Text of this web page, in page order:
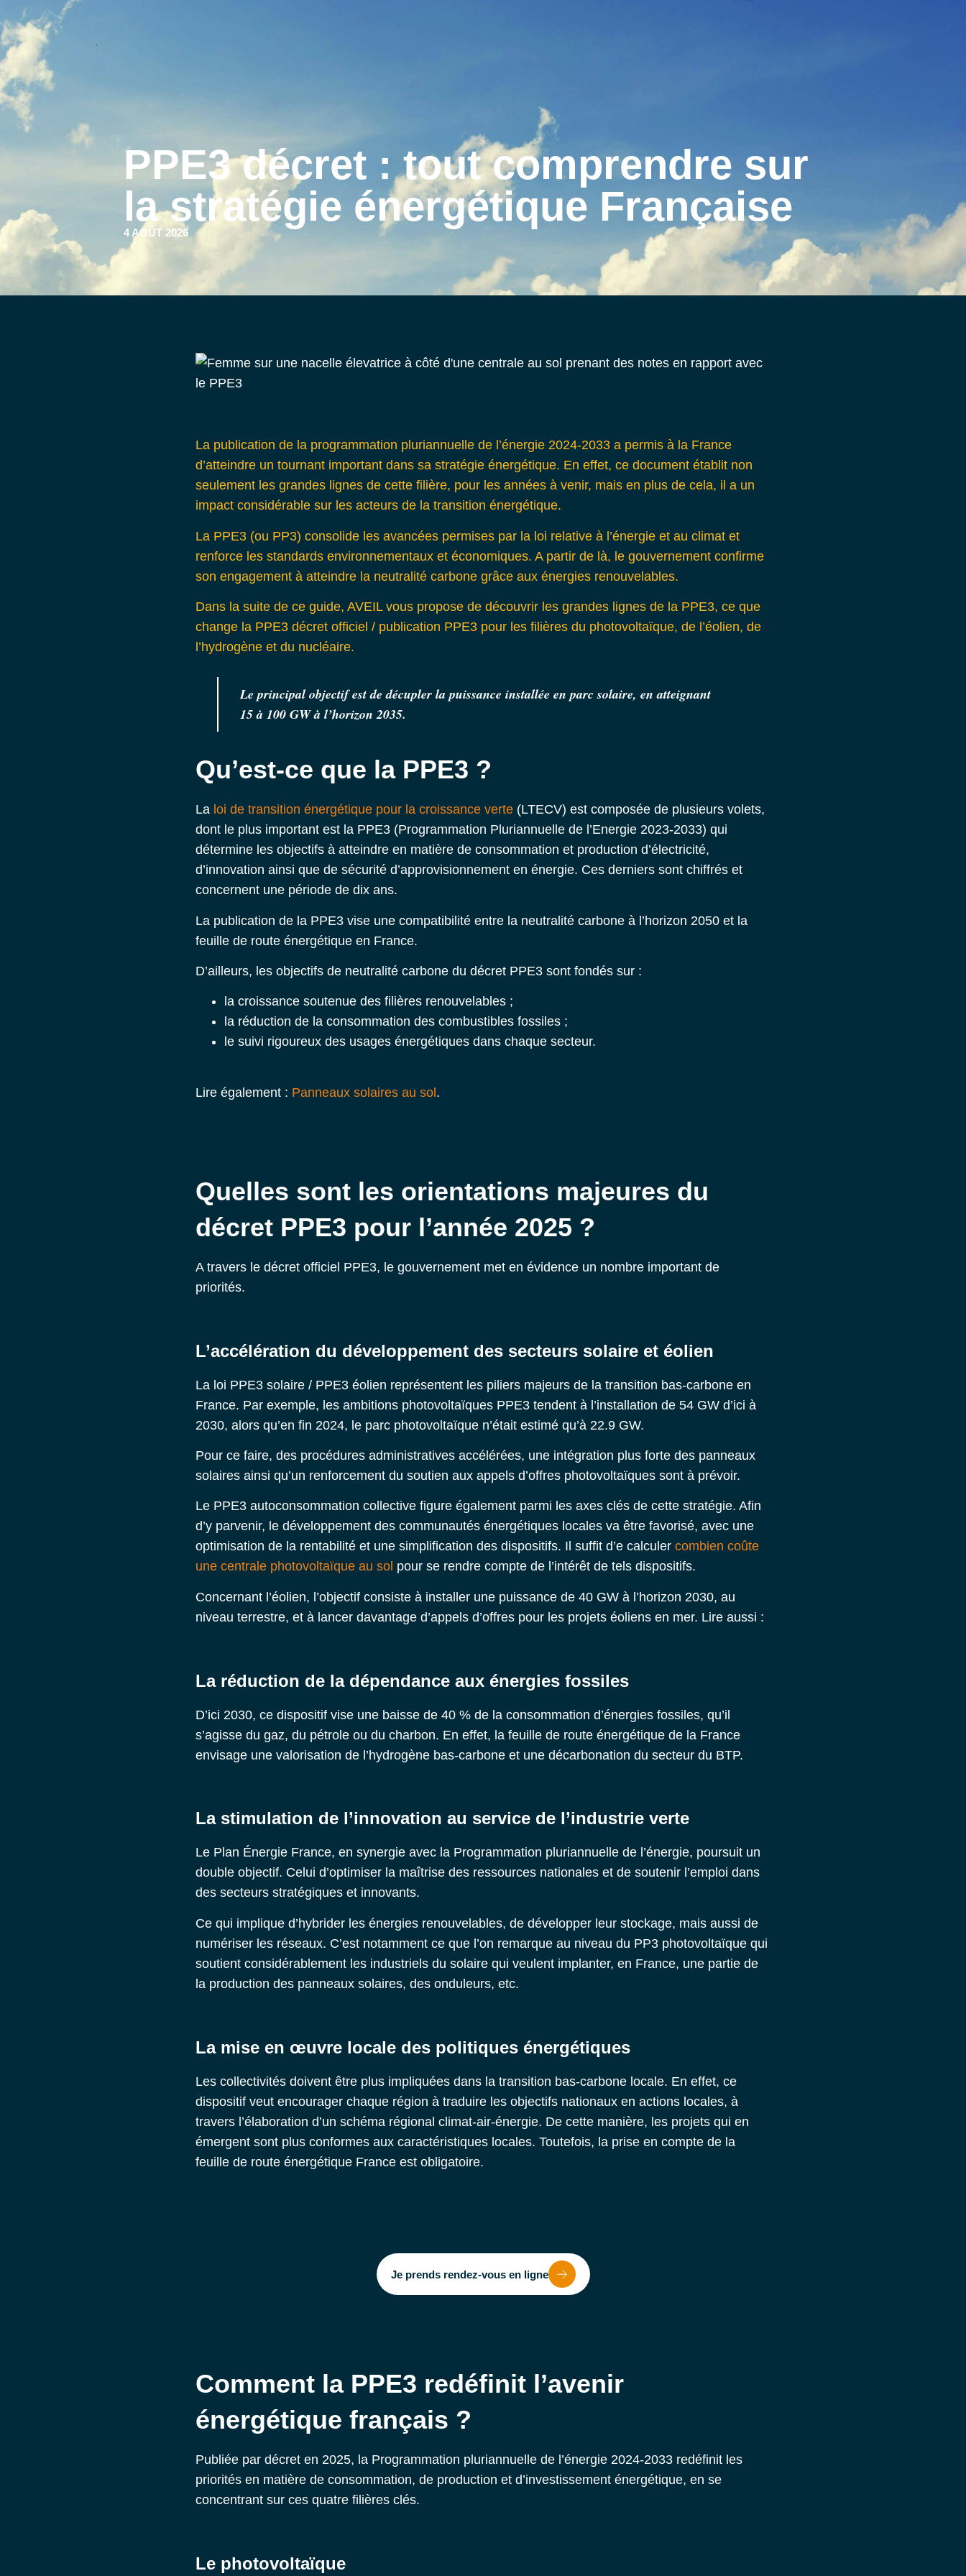
ACTUALITÉS
REJOIGNEZ-NOUS CONTACT
PPE3 décret : tout comprendre sur
la stratégie énergétique Française
4 AOÛT 2026
La publication de la programmation pluriannuelle de l’énergie 2024-2033 a permis à la France
d’atteindre un tournant important dans sa stratégie énergétique. En effet, ce document établit non
seulement les grandes lignes de cette filière, pour les années à venir, mais en plus de cela, il a un
impact considérable sur les acteurs de la transition énergétique.
La PPE3 (ou PP3) consolide les avancées permises par la loi relative à l’énergie et au climat et
renforce les standards environnementaux et économiques. A partir de là, le gouvernement confirme
son engagement à atteindre la neutralité carbone grâce aux énergies renouvelables.
Dans la suite de ce guide, AVEIL vous propose de découvrir les grandes lignes de la PPE3, ce que
change la PPE3 décret officiel / publication PPE3 pour les filières du photovoltaïque, de l’éolien, de
l’hydrogène et du nucléaire.
Le principal objectif est de décupler la puissance installée en parc solaire, en atteignant
15 à 100 GW à l’horizon 2035.
Qu’est-ce que la PPE3 ?
La loi de transition énergétique pour la croissance verte (LTECV) est composée de plusieurs volets,
dont le plus important est la PPE3 (Programmation Pluriannuelle de l’Energie 2023-2033) qui
détermine les objectifs à atteindre en matière de consommation et production d’électricité,
d’innovation ainsi que de sécurité d’approvisionnement en énergie. Ces derniers sont chiffrés et
concernent une période de dix ans.
La publication de la PPE3 vise une compatibilité entre la neutralité carbone à l’horizon 2050 et la
feuille de route énergétique en France.
D’ailleurs, les objectifs de neutralité carbone du décret PPE3 sont fondés sur :
la croissance soutenue des filières renouvelables ;
la réduction de la consommation des combustibles fossiles ;
le suivi rigoureux des usages énergétiques dans chaque secteur.
Lire également : Panneaux solaires au sol.
Quelles sont les orientations majeures du
décret PPE3 pour l’année 2025 ?
A travers le décret officiel PPE3, le gouvernement met en évidence un nombre important de
priorités.
L’accélération du développement des secteurs solaire et éolien
La loi PPE3 solaire / PPE3 éolien représentent les piliers majeurs de la transition bas-carbone en
France. Par exemple, les ambitions photovoltaïques PPE3 tendent à l’installation de 54 GW d’ici à
2030, alors qu’en fin 2024, le parc photovoltaïque n’était estimé qu’à 22.9 GW.
Pour ce faire, des procédures administratives accélérées, une intégration plus forte des panneaux
solaires ainsi qu’un renforcement du soutien aux appels d’offres photovoltaïques sont à prévoir.
Le PPE3 autoconsommation collective figure également parmi les axes clés de cette stratégie. Afin
d’y parvenir, le développement des communautés énergétiques locales va être favorisé, avec une
optimisation de la rentabilité et une simplification des dispositifs. Il suffit d’e calculer combien coûte
une centrale photovoltaïque au sol pour se rendre compte de l’intérêt de tels dispositifs.
Concernant l’éolien, l’objectif consiste à installer une puissance de 40 GW à l’horizon 2030, au
niveau terrestre, et à lancer davantage d’appels d’offres pour les projets éoliens en mer. Lire aussi :
La réduction de la dépendance aux énergies fossiles
D’ici 2030, ce dispositif vise une baisse de 40 % de la consommation d’énergies fossiles, qu’il
s’agisse du gaz, du pétrole ou du charbon. En effet, la feuille de route énergétique de la France
envisage une valorisation de l’hydrogène bas-carbone et une décarbonation du secteur du BTP.
La stimulation de l’innovation au service de l’industrie verte
Le Plan Énergie France, en synergie avec la Programmation pluriannuelle de l’énergie, poursuit un
double objectif. Celui d’optimiser la maîtrise des ressources nationales et de soutenir l’emploi dans
des secteurs stratégiques et innovants.
Ce qui implique d’hybrider les énergies renouvelables, de développer leur stockage, mais aussi de
numériser les réseaux. C’est notamment ce que l’on remarque au niveau du PP3 photovoltaïque qui
soutient considérablement les industriels du solaire qui veulent implanter, en France, une partie de
la production des panneaux solaires, des onduleurs, etc.
La mise en œuvre locale des politiques énergétiques
Les collectivités doivent être plus impliquées dans la transition bas-carbone locale. En effet, ce
dispositif veut encourager chaque région à traduire les objectifs nationaux en actions locales, à
travers l’élaboration d’un schéma régional climat-air-énergie. De cette manière, les projets qui en
émergent sont plus conformes aux caractéristiques locales. Toutefois, la prise en compte de la
feuille de route énergétique France est obligatoire.
Je prends rendez-vous en ligne
Comment la PPE3 redéfinit l’avenir
énergétique français ?
Publiée par décret en 2025, la Programmation pluriannuelle de l’énergie 2024-2033 redéfinit les
priorités en matière de consommation, de production et d’investissement énergétique, en se
concentrant sur ces quatre filières clés.
Le photovoltaïque